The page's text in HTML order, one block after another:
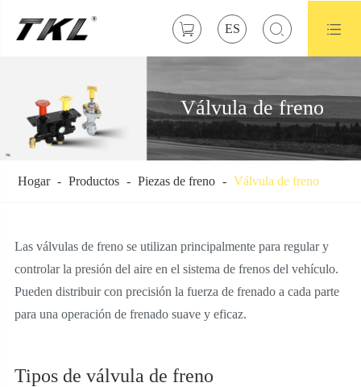
 ES  
Válvula de freno
Hogar Productos Piezas de freno Válvula de freno
Las válvulas de freno se utilizan principalmente para regular y
controlar la presión del aire en el sistema de frenos del vehículo.
Pueden distribuir con precisión la fuerza de frenado a cada parte
para una operación de frenado suave y eficaz.
Tipos de válvula de freno